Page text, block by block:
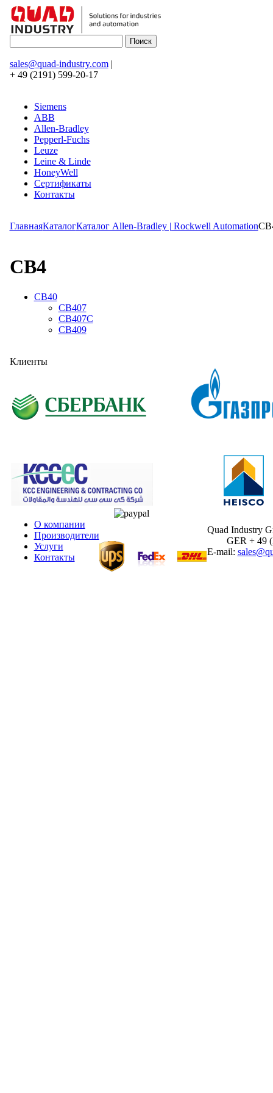
sales@quad-industry.com|
+ 49 (2191) 599-20-17
Siemens
ABB
Allen-Bradley
Pepperl-Fuchs
Leuze
Leine & Linde
HoneyWell
Сертификаты
Контакты
ГлавнаяКаталогКаталог Allen-Bradley | Rockwell Automation
CB4
CB40
CB407
CB407C
CB409
Клиенты
О компании
Производители
Услуги
Контакты
Quad Industry
GER + 49
E-mail: